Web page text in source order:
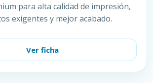
para alta calidad de impresión,
exigentes y mejor acabado.
Ver ficha